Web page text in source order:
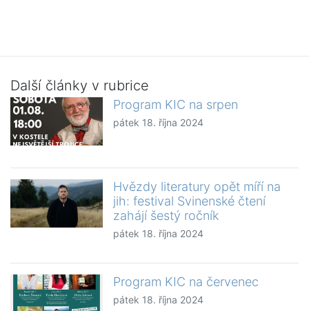
Další články v rubrice
Program KIC na srpen
pátek 18. října 2024
Hvězdy literatury opět míří na
jih: festival Svinenské čtení
zahájí šestý ročník
pátek 18. října 2024
Program KIC na červenec
pátek 18. října 2024